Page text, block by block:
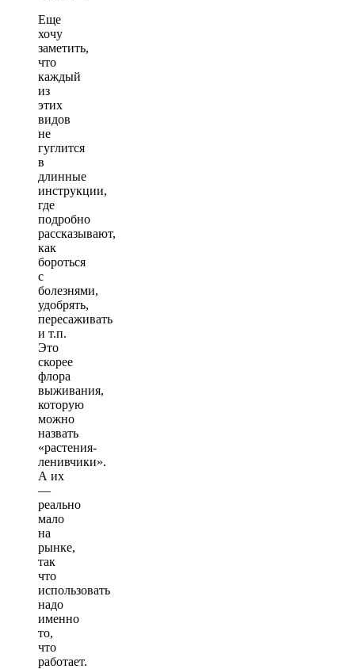
Еще
хочу
заметить,
что
каждый
из
этих
видов
не
гуглится
в
длинные
инструкции,
где
подробно
рассказывают,
как
бороться
с
болезнями,
удобрять,
пересаживать
и т.п.
Это
скорее
флора
выживания,
которую
можно
назвать
«растения-
ленивчики».
А их
—
реально
мало
на
рынке,
так
что
использовать
надо
именно
то,
что
работает.